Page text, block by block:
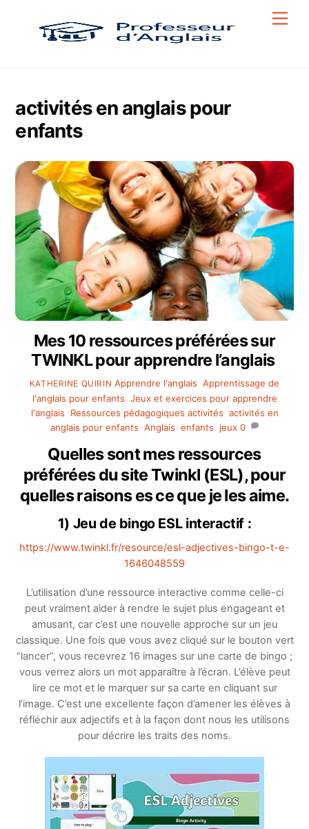
activités en anglais pour
enfants
Mes 10 ressources préférées sur
TWINKL pour apprendre l’anglais
KATHERINE QUIRIN Apprendre l'anglais ,Apprentissage de
l'anglais pour enfants Jeux et exercices pour apprendre
l'anglais
Ressources pédagogiques activités activités en
anglais pour enfants ,Anglais ,enfants jeux 0
Quelles sont mes ressources
préférées du site Twinkl (ESL), pour
quelles raisons es ce que je les aime.
1) Jeu de bingo ESL interactif :
https://www.twinkl.fr/resource/esl-adjectives-bingo-t-e-
1646048559
L’utilisation d’une ressource interactive comme celle-ci
peut vraiment aider à rendre le sujet plus engageant et
amusant, car c’est une nouvelle approche sur un jeu
classique. Une fois que vous avez cliqué sur le bouton vert
“lancer”, vous recevrez 16 images sur une carte de bingo ;
vous verrez alors un mot apparaître à l’écran. L’élève peut
lire ce mot et le marquer sur sa carte en cliquant sur
l’image. C’est une excellente façon d’amener les élèves à
réfléchir aux adjectifs et à la façon dont nous les utilisons
pour décrire les traits des noms.